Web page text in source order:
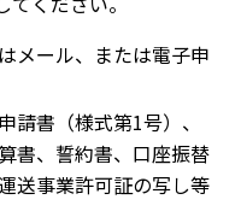
メール、または電子申
請書（様式第1号）、
書、誓約書、口座振替
送事業許可証の写し等